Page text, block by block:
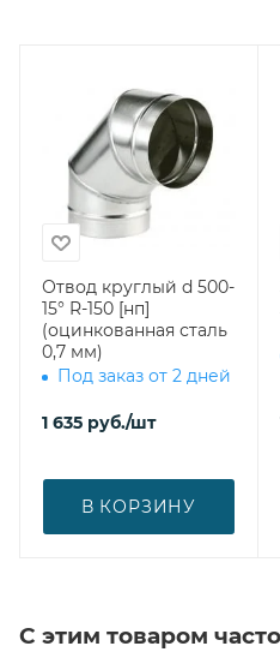
Отвод круглый d 500-
15° R-150 [нп]
(оцинкованная сталь
0,7 мм)
Под заказ от 2 дней
1 635 руб./шт
В КОРЗИНУ
С этим товаром